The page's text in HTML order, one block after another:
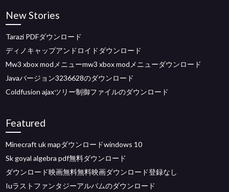
New Stories
Tarazi PDFダウンロード
ディノキャップアンドロイドダウンロード
Mw3 xbox modメニューmw3 xbox modメニューダウンロード
Javaバージョン3236628のダウンロード
Coldfusion ajaxツリー制御ファイルのダウンロード
Featured
Minecraft uk mapダウンロードwindows 10
Sk goyal algebra pdf無料ダウンロード
ダウンロード映画無料無料映画ダウンロード登録なし
Iuラストファンタジーアルバムのダウンロード